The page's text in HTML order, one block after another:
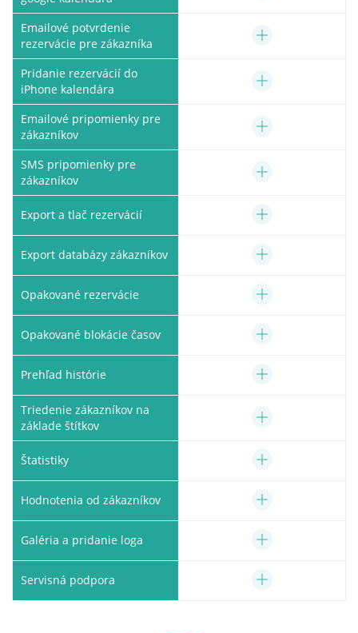
Emailové potvrdenie
rezervácie pre zákazníka
Pridanie rezervácií do
iPhone kalendára
Emailové pripomienky pre
zákazníkov
SMS pripomienky pre
zákazníkov
Export a tlač rezervácií
Export databázy zákazníkov
Opakované rezervácie
Opakované blokácie časov
Prehľad histórie
Triedenie zákazníkov na
základe štítkov
Štatistiky
Hodnotenia od zákazníkov
Galéria a pridanie loga
Servisná podpora